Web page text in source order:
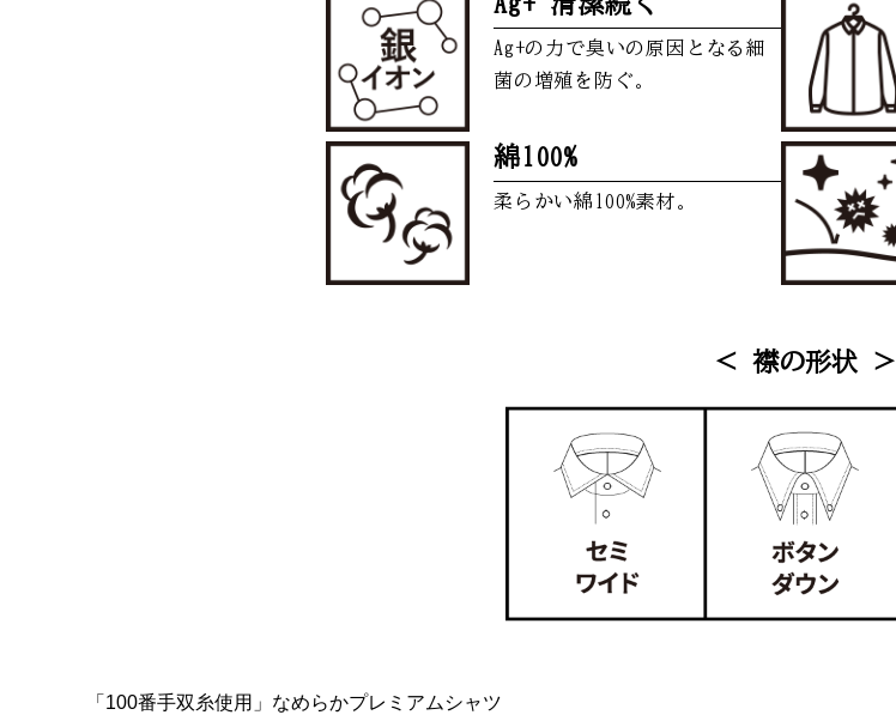
Ag+の力で臭いの原因となる細
菌の増殖を防ぐ。
綿100%
柔らかい綿100%素材。
＜ 襟の形状 ＞
「100番手双糸使用」なめらかプレミアムシャツ